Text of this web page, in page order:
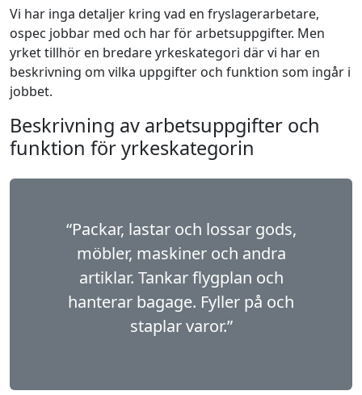
Vi har inga detaljer kring vad en fryslagerarbetare,
ospec jobbar med och har för arbetsuppgifter. Men
yrket tillhör en bredare yrkeskategori där vi har en
beskrivning om vilka uppgifter och funktion som ingår i
jobbet.
Beskrivning av arbetsuppgifter och
funktion för yrkeskategorin
“Packar, lastar och lossar gods,
möbler, maskiner och andra
artiklar. Tankar flygplan och
hanterar bagage. Fyller på och
staplar varor.”